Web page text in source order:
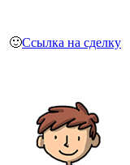
🙂Ссылка на сделку